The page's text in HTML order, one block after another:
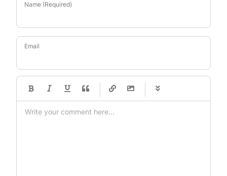
Name (Required)
Email
-
-
-
-